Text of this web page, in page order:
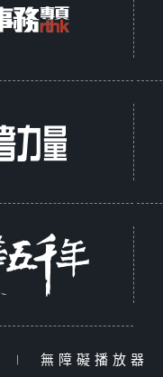
| 無障礙播放器